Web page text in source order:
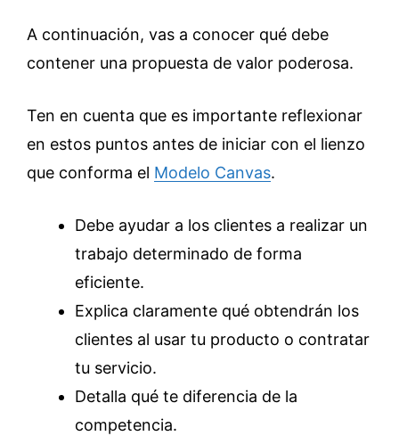
A continuación, vas a conocer qué debe
contener una propuesta de valor poderosa.
Ten en cuenta que es importante reflexionar
en estos puntos antes de iniciar con el lienzo
que conforma el Modelo Canvas.
Debe ayudar a los clientes a realizar un
trabajo determinado de forma
eficiente.
Explica claramente qué obtendrán los
clientes al usar tu producto o contratar
tu servicio.
Detalla qué te diferencia de la
competencia.